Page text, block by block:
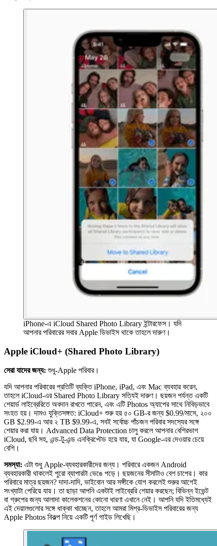
iPhone-এ iCloud Shared Photo Library ইন্টারফেস। যদি
আপনার পরিবারের সবার Apple ডিভাইস থাকে তাহলে দারুণ।
Apple iCloud+ (Shared Photo Library)
সেরা যাদের জন্য: শুধু-Apple পরিবার।
যদি আপনার পরিবারের প্রতিটি ব্যক্তি iPhone, iPad, এবং Mac ব্যবহার করেন,
তাহলে iCloud-এর Shared Photo Library সত্যিই দারুণ। ছয়জন পর্যন্ত একটি
শেয়ার্ড লাইব্রেরিতে অবদান রাখতে পারেন, এবং এটি Photos অ্যাপের সাথে নিবিড়ভাবে
সংহত হয়। দামও যুক্তিসঙ্গত: iCloud+ শুরু হয় ৫০ GB-র জন্য $0.99/মাসে, ২০০
GB $2.99-এ আর ২ TB $9.99-এ, সবই সর্বোচ্চ পাঁচজন পরিবার সদস্যের সঙ্গে
শেয়ার করা যায়। Advanced Data Protection চালু করলে আপনার বেশিরভাগ
iCloud, ছবি সহ, এন্ড-টু-এন্ড এনক্রিপ্টেড হয়ে যায়, যা Google-এর দেওয়ার চেয়ে
বেশি।
সমস্যা: এটা শুধু Apple-ব্যবহারকারীদের জন্য। পরিবারে একজন Android
ব্যবহারকারী থাকলেই পুরো ব্যাপারটা ভেঙে পড়ে। ছয়জনের সীমাটাও বেশ চাপের। কার
পরিবারে মাত্র ছয়জন? দাদা-দাদি, ভাইবোন আর সঙ্গীকে যোগ করলেই শুরুর আগেই
সংখ্যাটা পেরিয়ে যায়। তা ছাড়া আপনি একটাই লাইব্রেরি শেয়ার করছেন; বিভিন্ন ইভেন্ট
বা গ্রুপের জন্য আলাদা কালেকশনের কোনো ধারণা এখানে নেই। আপনি যদি ইতিমধ্যেই
এই দেয়ালগুলোর সঙ্গে ধাক্কা খাচ্ছেন, তাহলে আমরা মিশ্র-ডিভাইস পরিবারের জন্য
Apple Photos বিকল্প নিয়ে একটি পূর্ণ গাইড লিখেছি।